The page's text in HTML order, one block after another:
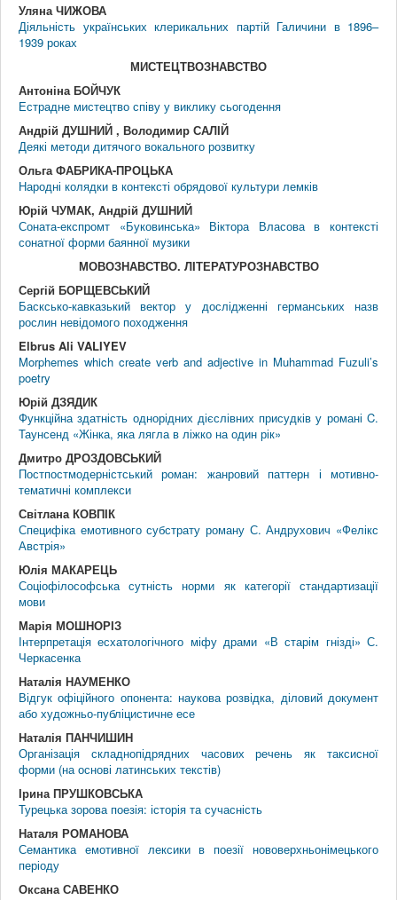
Уляна ЧИЖОВА
Діяльність українських клерикальних партій Галичини в 1896–
1939 роках
МИСТЕЦТВОЗНАВСТВО
Антоніна БОЙЧУК
Естрадне мистецтво співу у виклику сьогодення
Андрій ДУШНИЙ , Володимир САЛІЙ
Деякі методи дитячого вокального розвитку
Ольга ФАБРИКА-ПРОЦЬКА
Народні колядки в контексті обрядової культури лемків
Юрій ЧУМАК, Андрій ДУШНИЙ
Соната-експромт «Буковинська» Віктора Власова в контексті
сонатної форми баянної музики
МОВОЗНАВСТВО. ЛIТЕРАТУРОЗНАВСТВО
Сергій БОРЩЕВСЬКИЙ
Басксько-кавказький вектор у дослідженні германських назв
рослин невідомого походження
Elbrus Ali VALIYEV
Morphemes which create verb and adjective in Muhammad Fuzuli’s
poetry
Юрій ДЗЯДИК
Функційна здатність однорідних дієслівних присудків у романі C.
Таунсенд «Жінка, яка лягла в ліжко на один рік»
Дмитро ДРОЗДОВСЬКИЙ
Постпостмодерністський роман: жанровий паттерн і мотивно-
тематичні комплекси
Світлана КОВПІК
Специфіка емотивного субстрату роману С. Андрухович «Фелікс
Австрія»
Юлія МАКАРЕЦЬ
Соціофілософська сутність норми як категорії стандартизації
мови
Марія МОШНОРІЗ
Інтерпретація есхатологічного міфу драми «В старім гнізді» С.
Черкасенка
Наталія НАУМЕНКО
Відгук офіційного опонента: наукова розвідка, діловий документ
або художньо-публіцистичне есе
Наталія ПАНЧИШИН
Організація складнопідрядних часових речень як таксисної
форми (на основі латинських текстів)
Ірина ПРУШКОВСЬКА
Турецька зорова поезія: історія та сучасність
Наталя РОМАНОВА
Семантика емотивної лексики в поезії нововерхньонімецького
періоду
Оксана САВЕНКО